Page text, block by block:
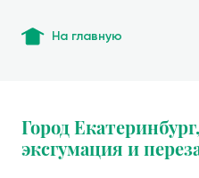
На главную
Город
эксгумация и